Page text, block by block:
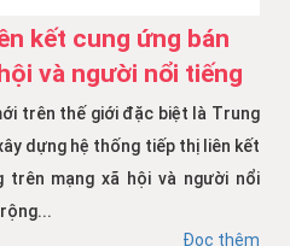
kết cung ứng bán
và người nổi tiếng
trên thế giới đặc biệt là Trung
dựng hệ thống tiếp thị liên kết
trên mạng xã hội và người nổi
Đọc thêm